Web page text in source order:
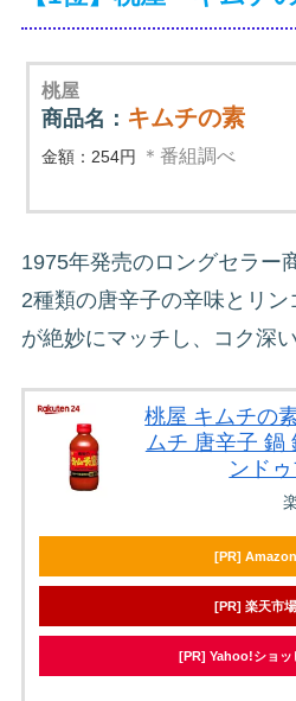
桃屋
商品名： キムチの素
金額：254円 ＊番組調べ
1975年発売のロングセラー
2種類の唐辛子の辛味とリ
が絶妙にマッチし、コク深
桃屋 キムチの
ムチ 唐辛子 鍋
ンド
[PR] Amazon
[PR] 楽天市場
[PR] Yahoo!ショッ